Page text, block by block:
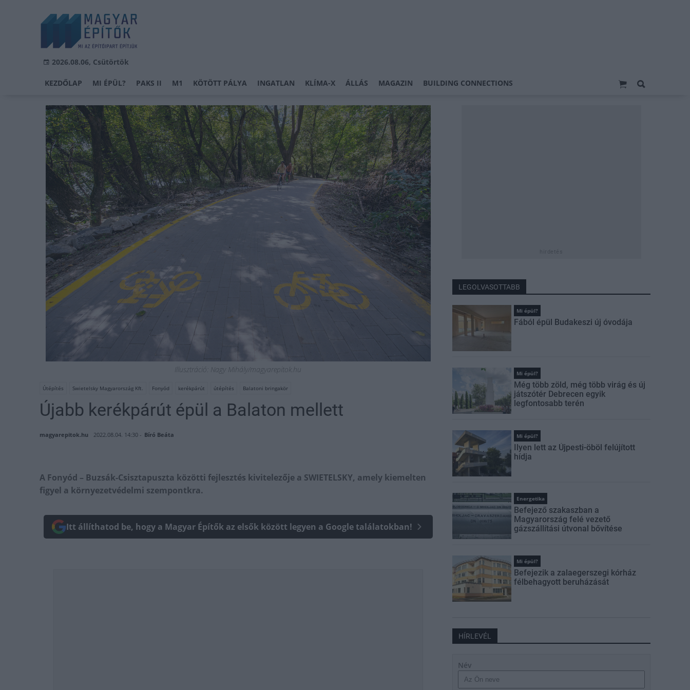
2026.08.06, Csütörtök
KEZDŐLAP MI ÉPÜL? PAKS II M1 KÖTÖTT PÁLYA INGATLAN KLÍMA-X ÁLLÁS MAGAZIN BUILDING CONNECTIONS
Illusztráció: Nagy Mihály/magyarepitok.hu
Útépítés Swietelsky Magyarország Kft. Fonyód kerékpárút útépítés Balatoni bringakör
Újabb kerékpárút épül a Balaton mellett
magyarepitok.hu 2022.08.04. 14:30 - Bíró Beáta
A Fonyód – Buzsák-Csisztapuszta közötti fejlesztés kivitelezője a SWIETELSKY, amely kiemelten
figyel a környezetvédelmi szempontkra.
Itt állíthatod be, hogy a Magyar Építők az elsők között legyen a Google találatokban!
LEGOLVASOTTABB
Mi épül?
Fából épül Budakeszi új óvodája
Mi épül?
Még több zöld, még több virág és új
játszótér Debrecen egyik
legfontosabb terén
Mi épül?
Ilyen lett az Újpesti-öböl felújított
hídja
Energetika
Befejező szakaszban a
Magyarország felé vezető
gázszállítási útvonal bővítése
Mi épül?
Befejezik a zalaegerszegi kórház
félbehagyott beruházását
HÍRLEVÉL
Név